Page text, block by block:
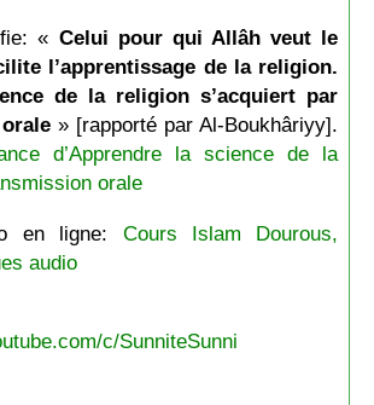
« Celui pour qui Allâh veut le
l’apprentissage de la religion.
de la religion s’acquiert par
» [rapporté par Al-Boukhâriyy].
d’Apprendre la science de la
orale
en ligne: Cours Islam Dourous,
audio
c/SunniteSunni